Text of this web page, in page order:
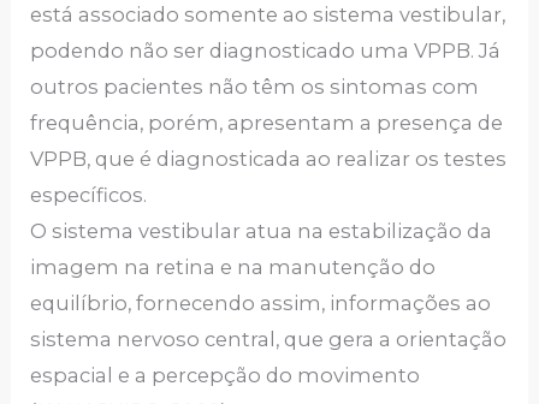
está associado somente ao sistema vestibular,
podendo não ser diagnosticado uma VPPB. Já
outros pacientes não têm os sintomas com
frequência, porém, apresentam a presença de
VPPB, que é diagnosticada ao realizar os testes
específicos.
O sistema vestibular atua na estabilização da
imagem na retina e na manutenção do
equilíbrio, fornecendo assim, informações ao
sistema nervoso central, que gera a orientação
espacial e a percepção do movimento